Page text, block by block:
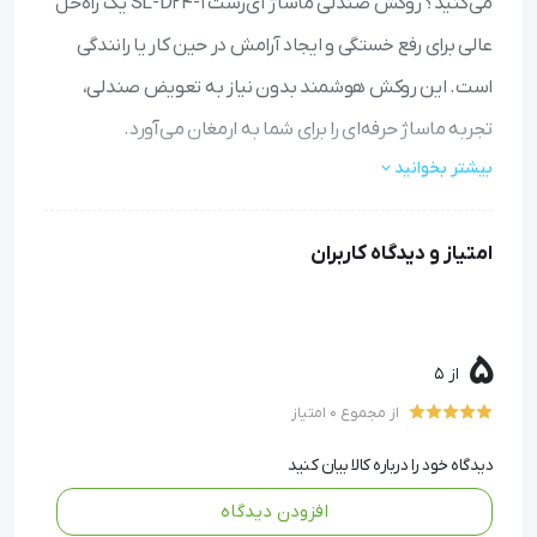
عالی برای رفع خستگی و ایجاد آرامش در حین کار یا رانندگی
است. این روکش هوشمند بدون نیاز به تعویض صندلی،
تجربه ماساژ حرفه‌ای را برای شما به ارمغان می‌آورد.
اکثر صندلی‌های اداری و ماشین، در هر مکانی قابل استفاده
است
هم در خودرو و هم در منزل یا محل کار از آن لذت ببرید
• طراحی لوکس و دو لایه: روکش با کیفیت بالا علاوه بر ماساژر،
بیشتر بخوانید
امتیاز و دیدگاه کاربران
5 از 5
از مجموع 0 امتیاز
دیدگاه خود را درباره کالا بیان کنید
افزودن دیدگاه